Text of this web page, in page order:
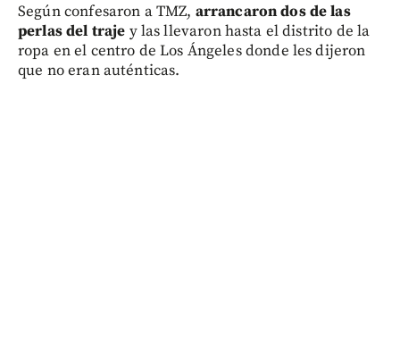
Según confesaron a TMZ, arrancaron dos de las
perlas del traje y las llevaron hasta el distrito de la
ropa en el centro de Los Ángeles donde les dijeron
que no eran auténticas.